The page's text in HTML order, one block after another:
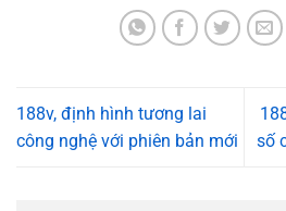
188v, định hình tương lai
công nghệ với phiên bản mới
số